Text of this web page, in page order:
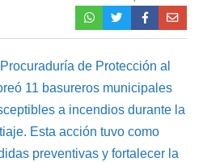
de Protección al
11 basureros municipales
a incendios durante la
Esta acción tuvo como
preventivas y fortalecer la